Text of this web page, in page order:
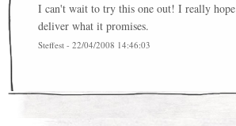
I can't wait to try this one out! I really hope
deliver what it promises.
Steffest - 22/04/2008 14:46:03